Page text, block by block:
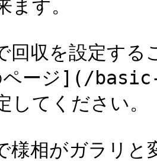
ます。
回収を設定す
ページ](/
してください。
様相がガラリ